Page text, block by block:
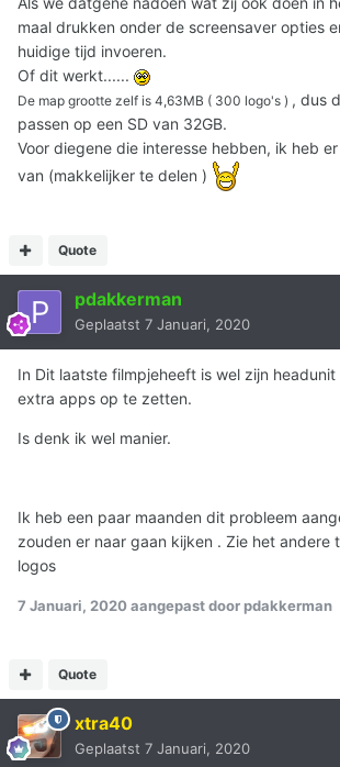
maal drukken onder de screensaver opties
huidige tijd invoeren.
Of dit werkt......
De map grootte zelf is 4,63MB ( 300 logo's ) , dus
passen op een SD van 32GB.
Voor diegene die interesse hebben, ik heb
van (makkelijker te delen )
Quote
pdakkerman
Geplaatst 7 Januari, 2020
In Dit laatste filmpjeheeft is wel zijn
extra apps op te zetten.
Is denk ik wel manier.
Ik heb een paar maanden dit probleem
zouden er naar gaan kijken . Zie het andere
logos
7 Januari, 2020aangepast door pdakkerman
Quote
xtra40
Geplaatst 7 Januari, 2020